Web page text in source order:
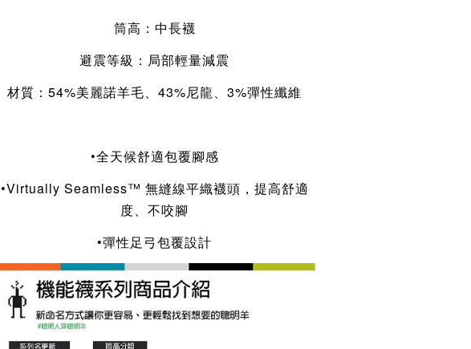
筒高：中長襪
避震等級：局部輕量減震
材質：54%美麗諾羊毛、43%尼龍、3%彈性纖維
•全天候舒適包覆腳感
•Virtually Seamless™ 無縫線平織襪頭，提高舒適
度、不咬腳
•彈性足弓包覆設計